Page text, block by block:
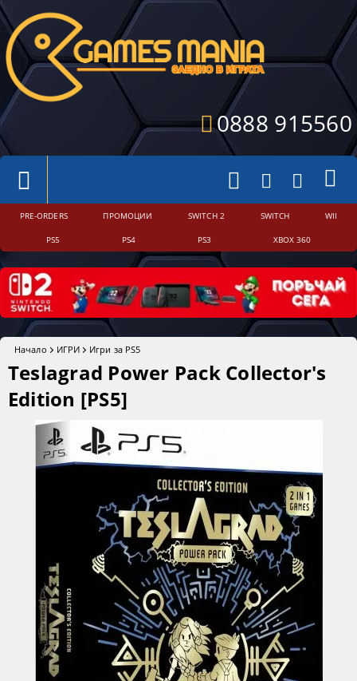
0888 915560
PRE-ORDERS ПРОМОЦИИ SWITCH 2 SWITCH WII
PS5 PS4 PS3 XBOX 360
Начало ИГРИ Игри за PS5
Teslagrad Power Pack Collector's
Edition [PS5]